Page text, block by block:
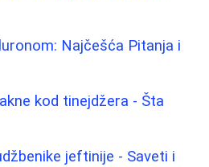
Najčešća Pitanja i
kod tinejdžera - Šta
jeftinije - Saveti i